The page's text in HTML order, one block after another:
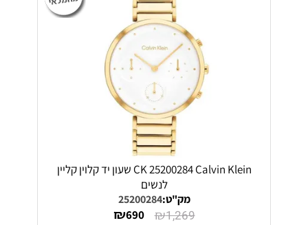
CK 25200284 Calvin Klein שעון יד קלוין קליין
לנשים
מק"ט:25200284
₪1,269
₪690